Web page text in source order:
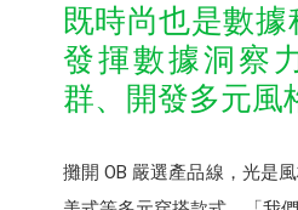
既時尚也是數據
發揮數據洞察
群、開發多元風
攤開 OB 嚴選產品線，光是